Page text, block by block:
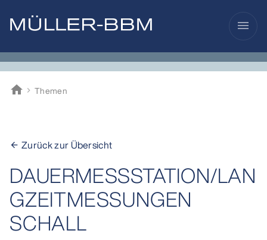
menu
home
Müller-BBM
Themen
arrow_back Zurück zur Übersicht
DAUERMESSSTATION/LAN
GZEITMESSUNGEN
SCHALL